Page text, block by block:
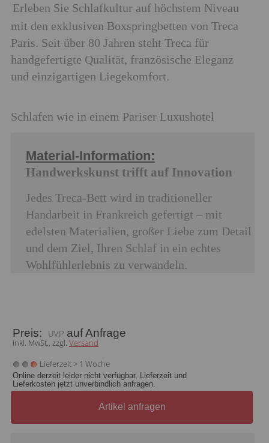
Erleben Sie Schlafkultur auf höchstem Niveau
mit den exklusiven Boxspringbetten von Treca
Paris. Seit über 80 Jahren steht Treca für
handgefertigte Qualität, französische Eleganz
und einzigartigen Liegekomfort.
Schlafen wie in einem Pariser Luxushotel
Material-Information:
Handwerkskunst trifft auf Innovation
Jedes Treca-Bett wird in traditioneller
Handarbeit in Frankreich gefertigt – mit
edelsten Materialien, großer Liebe zum Detail
und dem Ziel, Ihren Schlaf in ein echtes
Wohlfühlerlebnis zu verwandeln.
Preis: auf Anfrage
inkl. MwSt., zzgl. Versand
Lieferzeit > 1 Woche
Online derzeit leider nicht verfügbar, Lieferzeit und
Lieferkosten jetzt unverbindlich anfragen.
Artikel anfragen